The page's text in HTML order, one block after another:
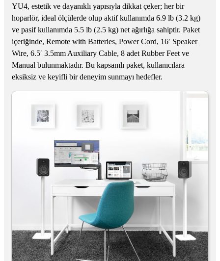
YU4, estetik ve dayanıklı yapısıyla dikkat çeker; her bir
hoparlör, ideal ölçülerde olup aktif kullanımda 6.9 lb (3.2 kg)
ve pasif kullanımda 5.5 lb (2.5 kg) net ağırlığa sahiptir. Paket
içeriğinde, Remote with Batteries, Power Cord, 16′ Speaker
Wire, 6.5′ 3.5mm Auxiliary Cable, 8 adet Rubber Feet ve
Manual bulunmaktadır. Bu kapsamlı paket, kullanıcılara
eksiksiz ve keyifli bir deneyim sunmayı hedefler.